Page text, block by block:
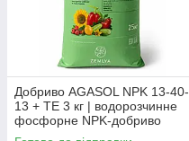
Добриво AGASOL NPK 13-40-
13 + TE 3 кг | водорозчинне
фосфорне NPK-добриво
(фасоване з мішка)